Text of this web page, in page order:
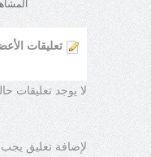
المشاهدات 6044
تعليقات
لا يوجد تعليقات
لإضافة تعليق يجب